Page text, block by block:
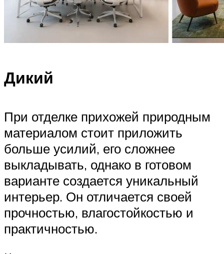
Дикий
При отделке прихожей природным
материалом стоит приложить
больше усилий, его сложнее
выкладывать, однако в готовом
варианте создается уникальный
интерьер. Он отличается своей
прочностью, влагостойкостью и
практичностью.